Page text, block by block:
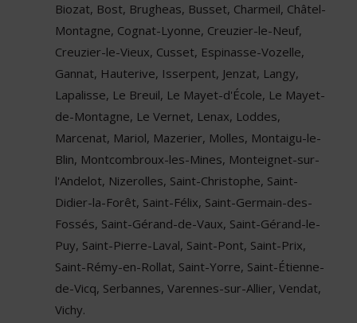
Biozat, Bost, Brugheas, Busset, Charmeil, Châtel-
Montagne, Cognat-Lyonne, Creuzier-le-Neuf,
Creuzier-le-Vieux, Cusset, Espinasse-Vozelle,
Gannat, Hauterive, Isserpent, Jenzat, Langy,
Lapalisse, Le Breuil, Le Mayet-d'École, Le Mayet-
de-Montagne, Le Vernet, Lenax, Loddes,
Marcenat, Mariol, Mazerier, Molles, Montaigu-le-
Blin, Montcombroux-les-Mines, Monteignet-sur-
l'Andelot, Nizerolles, Saint-Christophe, Saint-
Didier-la-Forêt, Saint-Félix, Saint-Germain-des-
Fossés, Saint-Gérand-de-Vaux, Saint-Gérand-le-
Puy, Saint-Pierre-Laval, Saint-Pont, Saint-Prix,
Saint-Rémy-en-Rollat, Saint-Yorre, Saint-Étienne-
de-Vicq, Serbannes, Varennes-sur-Allier, Vendat,
Vichy.